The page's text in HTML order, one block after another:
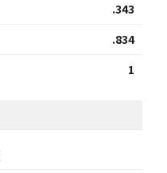
.343
.834
1